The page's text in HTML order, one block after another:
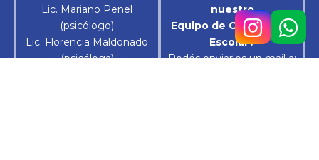
Lic. Mariano Penel
(psicólogo)
Lic. Florencia Maldonado
(psicóloga)
nuestro
Equipo de Orientación
Escolar?
Podés enviarles un mail a: